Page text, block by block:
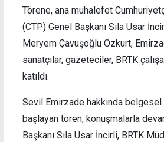
Törene, ana muhalefet
(CTP) Genel Başkanı Sıla Usar
Meryem Çavuşoğlu Özkurt,
sanatçılar, gazeteciler, BRTK
katıldı.
Sevil Emirzade hakkında
başlayan tören, konuşmalarla
Başkanı Sıla Usar İncirli, BRTK